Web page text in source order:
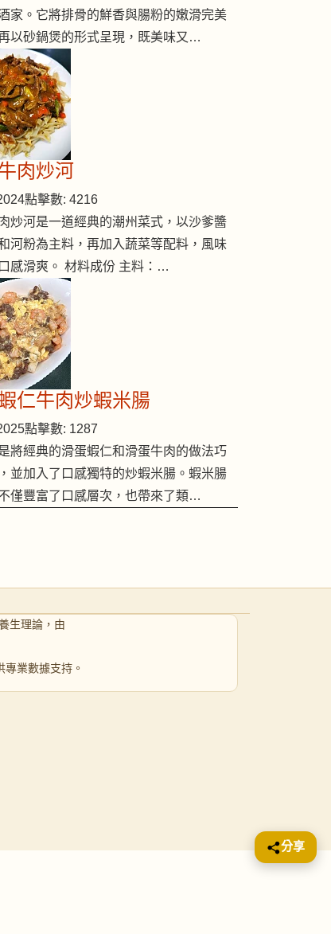
家。它將排骨的鮮香與腸粉的嫩滑完美
以砂鍋煲的形式呈現，既美味又…
肉炒河
點擊數: 4216
炒河是一道經典的潮州菜式，以沙爹醬
河粉為主料，再加入蔬菜等配料，風味
感滑爽。 材料成份 主料：…
仁牛肉炒蝦米腸
點擊數: 1287
將經典的滑蛋蝦仁和滑蛋牛肉的做法巧
並加入了口感獨特的炒蝦米腸。蝦米腸
僅豐富了口感層次，也帶來了類…
生理論，由
業數據支持。
分享